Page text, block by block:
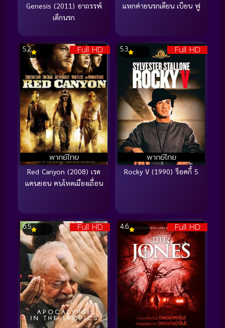
Genesis (2011) อาถรรพ์
เด็กนรก
แหกค่ายนรกเดียน เบียน ฟู
Full HD
พากย์ไทย
5.2
Red Canyon (2008) เรด
แคนยอน คนโหดเมืองเถื่อน
Full HD
พากย์ไทย
5.3
Rocky V (1990) ร็อคกี้ 5
Full HD
6.5 Full HD
4.6